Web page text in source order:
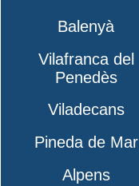
Balenyà
Vilafranca del
Penedès
Viladecans
Pineda de Mar
Alpens